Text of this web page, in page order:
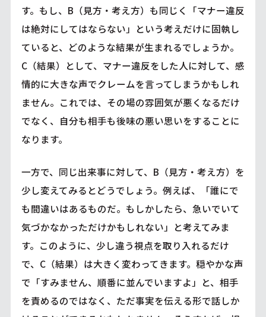
す。もし、B（見方・考え方）も同じく「マナー違反
は絶対にしてはならない」という考えだけに固執し
ていると、どのような結果が生まれるでしょうか。
C（結果）として、マナー違反をした人に対して、感
情的に大きな声でクレームを言ってしまうかもしれ
ません。これでは、その場の雰囲気が悪くなるだけ
でなく、自分も相手も後味の悪い思いをすることに
なります。
一方で、同じ出来事に対して、B（見方・考え方）を
少し変えてみるとどうでしょう。例えば、「誰にで
も間違いはあるものだ。もしかしたら、急いでいて
気づかなかっただけかもしれない」と考えてみま
す。このように、少し違う視点を取り入れるだけ
で、C（結果）は大きく変わってきます。穏やかな声
で「すみません、順番に並んでいますよ」と、相手
を責めるのではなく、ただ事実を伝える形で話しか